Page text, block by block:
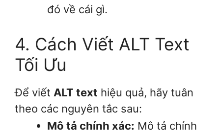
đó về cái gì.
4. Cách Viết ALT Text
Tối Ưu
Để viết ALT text hiệu quả, hãy tuân
theo các nguyên tắc sau:
Mô tả chính xác: Mô tả chính